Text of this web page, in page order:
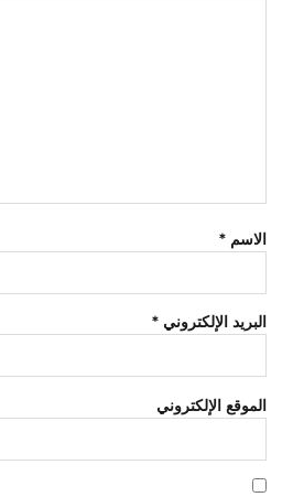
الاسم *
البريد الإلكتروني *
الموقع الإلكتروني